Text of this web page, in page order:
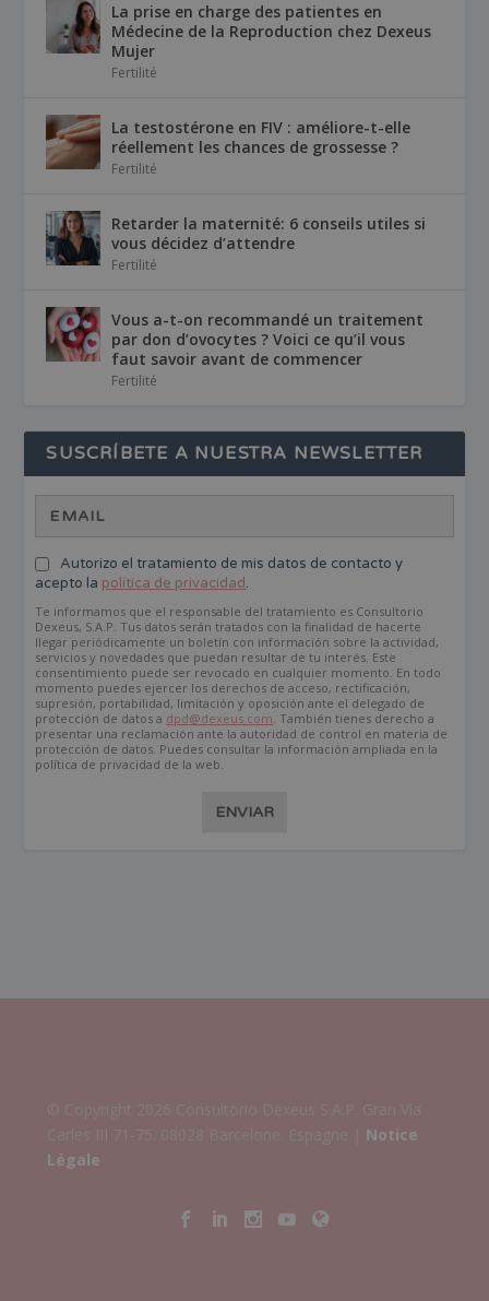
La prise en charge des patientes en
Médecine de la Reproduction chez Dexeus
Mujer
Fertilité
La testostérone en FIV : améliore-t-elle
réellement les chances de grossesse ?
Fertilité
Retarder la maternité: 6 conseils utiles si
vous décidez d’attendre
Fertilité
Vous a-t-on recommandé un traitement
par don d’ovocytes ? Voici ce qu’il vous
faut savoir avant de commencer
Fertilité
SUSCRÍBETE A NUESTRA NEWSLETTER
Autorizo el tratamiento de mis datos de contacto y
acepto la política de privacidad.
Te informamos que el responsable del tratamiento es Consultorio
Dexeus, S.A.P. Tus datos serán tratados con la finalidad de hacerte
llegar periódicamente un boletín con información sobre la actividad,
servicios y novedades que puedan resultar de tu interés. Este
consentimiento puede ser revocado en cualquier momento. En todo
momento puedes ejercer los derechos de acceso, rectificación,
supresión, portabilidad, limitación y oposición ante el delegado de
protección de datos a dpd@dexeus.com. También tienes derecho a
presentar una reclamación ante la autoridad de control en materia de
protección de datos. Puedes consultar la información ampliada en la
política de privacidad de la web.
ENVIAR
Notice
Légale